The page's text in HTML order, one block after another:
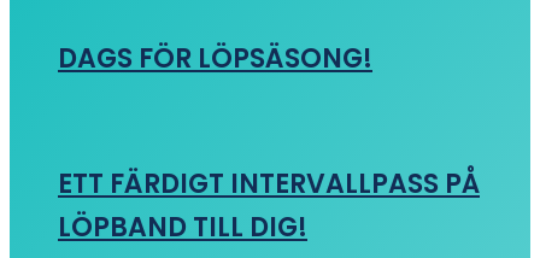
DAGS FÖR LÖPSÄSONG!
ETT FÄRDIGT INTERVALLPASS PÅ
LÖPBAND TILL DIG!